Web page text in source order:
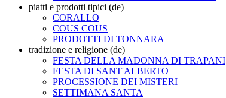
piatti e prodotti tipici (de)
CORALLO
COUS COUS
PRODOTTI DI TONNARA
tradizione e religione (de)
FESTA DELLA MADONNA DI TRAPANI
FESTA DI SANT'ALBERTO
PROCESSIONE DEI MISTERI
SETTIMANA SANTA